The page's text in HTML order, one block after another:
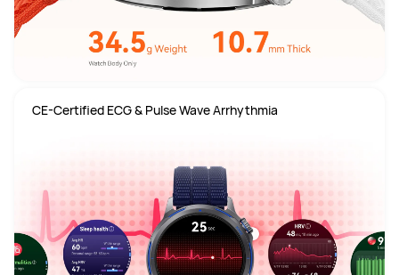
CE-Certified ECG & Pulse Wave Arrhythmia